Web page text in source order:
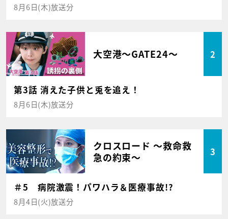
8月6日(木)放送分
大空港～GATE24～ 2
第3話 消えた子供と兎を追え！
8月6日(木)放送分
クロスロード ～救命救
急の約束～
3
＃5 病院激震！パワハラ＆医療事故!?
8月4日(火)放送分